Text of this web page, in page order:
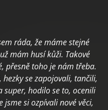
ráda, že máme stejné
mám husí kůži. Takové
přesně toho je nám třeba.
se zapojovali, tančili,
hodilo se to, ocenili
jsme si ozpívali nové věci,